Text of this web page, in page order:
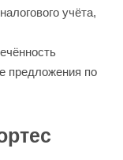
учёта,
предложения по